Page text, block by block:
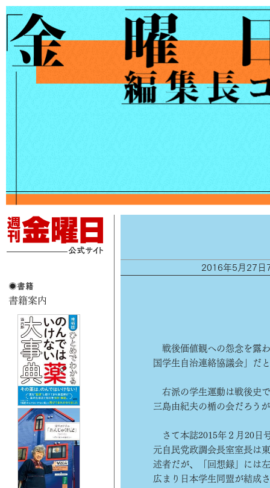
2016年5月27日
戦後価値観への怨念を露
国学生自治連絡協議会」だ
右派の学生運動は戦後史
三島由紀夫の楯の会だろう
さて本誌2015年２月20日
元自民党政調会長室室長は
述者だが、「回想録」には
広まり日本学生同盟が結成